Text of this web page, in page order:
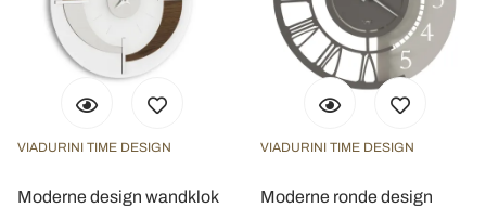
VIADURINI TIME DESIGN
Moderne design wandklok
VIADURINI TIME DESIGN
Moderne ronde design